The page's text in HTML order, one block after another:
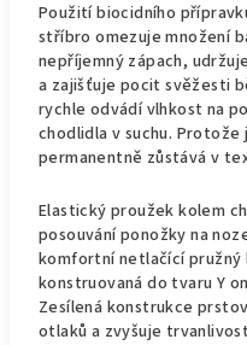
Použití biocidního
stříbro omezuje množení
nepříjemný zápach,
a zajišťuje pocit svěžesti
rychle odvádí vlhkost na
chodlidla v suchu.
permanentně zůstává v
Elastický proužek kolem
posouvání ponožky na
komfortní netlačící pružný
konstruovaná do tvaru Y
Zesílená konstrukce
otlaků a zvyšuje